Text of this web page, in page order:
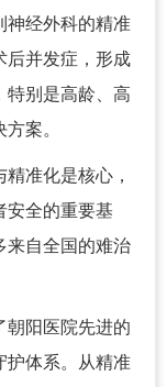
神经外科的精准
后并发症，形成
特别是高龄、高
案。
准化是核心，
安全的重要基
来自全国的难治
阳医院先进的
护体系。从精准